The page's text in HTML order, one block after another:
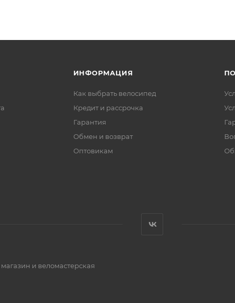
ИНФОРМАЦИЯ
Как выбрать велосипед
Кредит и рассрочка
Гарантия
Обмен и возврат
Оптовикам
и веломастерская